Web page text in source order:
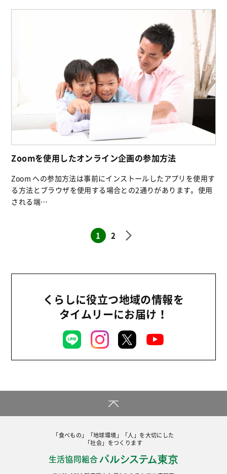
Zoomを使用したオンライン企画の参加方法
Zoom への参加方法は事前にインストールしたアプリを使用す
る方法とブラウザを使用する場合との2通りがあります。使用
される端…
1 2
くらしに役立つ地域の情報を
タイムリーにお届け！
「食べもの」「地球環境」「人」を大切にした
「社会」をつくります